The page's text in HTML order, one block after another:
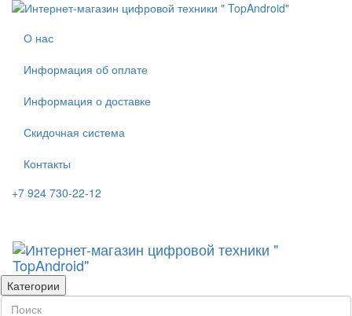
О нас
Информация об оплате
Информация о доставке
Скидочная система
Контакты
+7 924 730-22-12
Категории